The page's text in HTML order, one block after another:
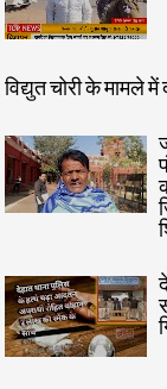
विद्युत चोरी के मामले